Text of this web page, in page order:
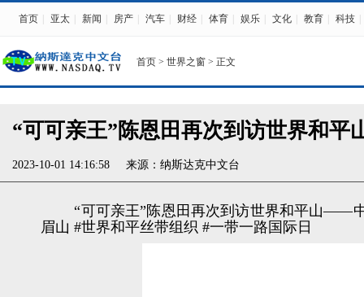
首页 亚太 新闻 房产 汽车 财经 体育 娱乐 文化 教育 科技
首页 > 世界之窗 > 正文
“可可亲王”陈恩田再次到访世界和
2023-10-01 14:16:58 来源： 纳斯达克中文台
“可可亲王”陈恩田再次到访世界和平山——中
眉山 #世界和平丝带组织 #一带一路国际日